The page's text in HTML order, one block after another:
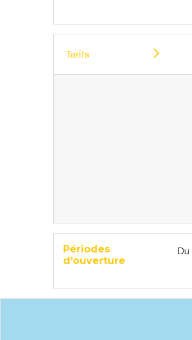
Tarifs
Périodes
d'ouverture
Du